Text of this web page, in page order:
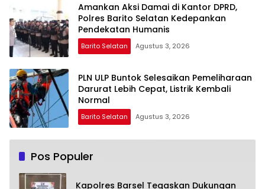
Amankan Aksi Damai di Kantor DPRD,
Polres Barito Selatan Kedepankan
Pendekatan Humanis
Barito Selatan Agustus 3, 2026
PLN ULP Buntok Selesaikan Pemeliharaan
Darurat Lebih Cepat, Listrik Kembali
Normal
Barito Selatan Agustus 3, 2026
Pos Populer
Kapolres Barsel Tegaskan Dukungan